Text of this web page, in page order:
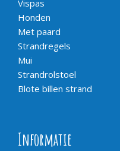
Vispas
Honden
Met paard
Strandregels
Mui
Strandrolstoel
Blote billen strand
Informatie